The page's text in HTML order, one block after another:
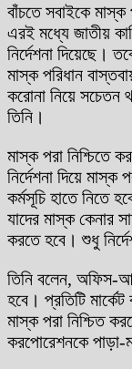
বাঁচতে সবাইকে
এরই মধ্যে জাতীয়
নির্দেশনা দিয়েছে।
মাস্ক পরিধান
করোনা নিয়ে সচেতন
তিনি।
মাস্ক পরা নিশ্চিতে
নির্দেশনা দিয়ে
কর্মসূচি হাতে নিতে
যাদের মাস্ক কেনার
করতে হবে। শুধু
তিনি বলেন, অফিস-
হবে। প্রতিটি মার্কেট
মাস্ক পরা নিশ্চিত
করপোরেশনকে পাড়া-